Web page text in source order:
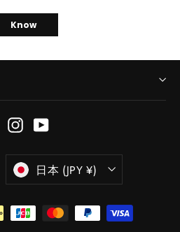
Know
InstagramYouTube
通
貨
日本 (JPY ¥)